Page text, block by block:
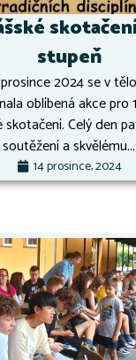
stupeň
2024 se v
oblíbená akce pro
skotačení. Celý den
soutěžení a skvělému...
14 prosince, 2024